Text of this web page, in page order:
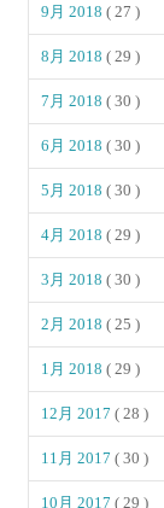
9月 2018( 27 )
8月 2018( 29 )
7月 2018( 30 )
6月 2018( 30 )
5月 2018( 30 )
4月 2018( 29 )
3月 2018( 30 )
2月 2018( 25 )
1月 2018( 29 )
12月 2017( 28 )
11月 2017( 30 )
10月 2017( 29 )